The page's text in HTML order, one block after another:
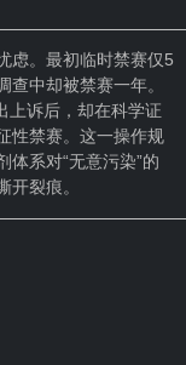
虑。最初临时禁赛仅5
中却被禁赛一年。
上诉后，却在科学证
性禁赛。这一操作规
体系对“无意污染”的
裂痕。